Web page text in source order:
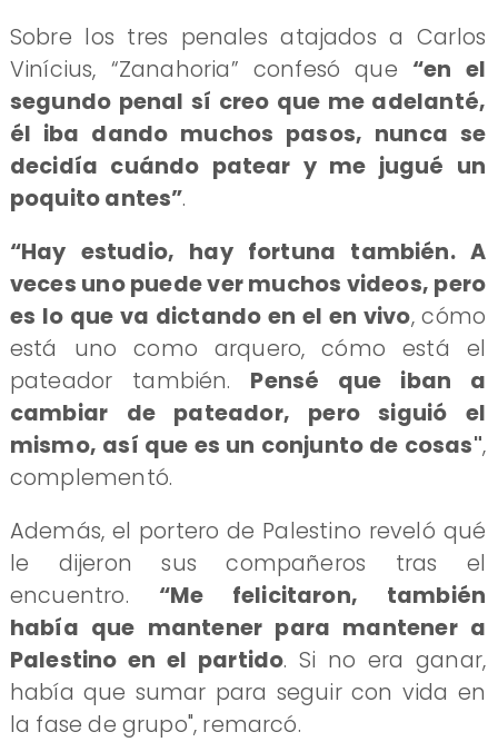
Sobre los tres penales atajados a Carlos
Vinícius, “Zanahoria” confesó que “en el
segundo penal sí creo que me adelanté,
él iba dando muchos pasos, nunca se
decidía cuándo patear y me jugué un
poquito antes”.
“Hay estudio, hay fortuna también. A
veces uno puede ver muchos videos, pero
es lo que va dictando en el en vivo, cómo
está uno como arquero, cómo está el
pateador también. Pensé que iban a
cambiar de pateador, pero siguió el
mismo, así que es un conjunto de cosas",
complementó.
Además, el portero de Palestino reveló qué
le dijeron sus compañeros tras el
encuentro. “Me felicitaron, también
había que mantener para mantener a
Palestino en el partido. Si no era ganar,
había que sumar para seguir con vida en
la fase de grupo", remarcó.